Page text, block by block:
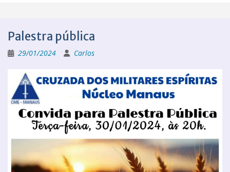
Palestra pública
29/01/2024 Carlos